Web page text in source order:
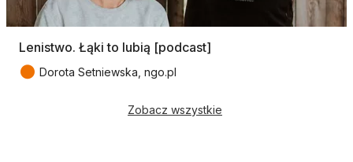
Lenistwo. Łąki to lubią [podcast]
● Dorota Setniewska, ngo.pl
Zobacz wszystkie